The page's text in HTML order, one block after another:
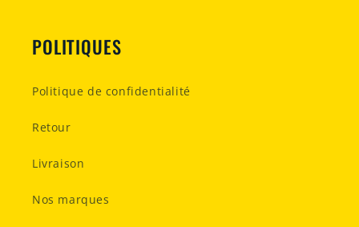
POLITIQUES
Politique de confidentialité
Retour
Livraison
Nos marques